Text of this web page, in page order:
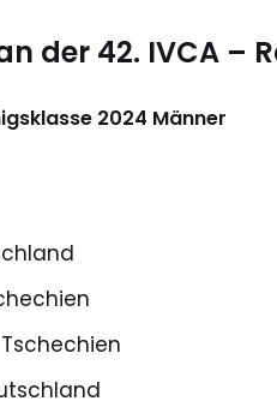
der 42. IVCA
2024 Männer